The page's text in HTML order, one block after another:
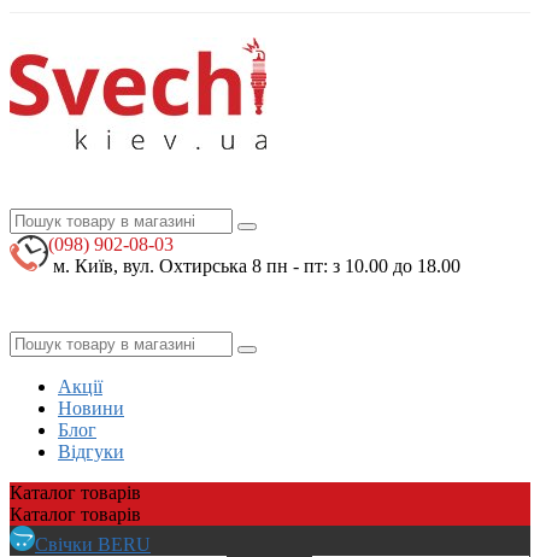
(098) 902-08-03
м. Київ, вул. Охтирська 8 пн - пт: з 10.00 до 18.00
Акції
Новини
Блог
Відгуки
Каталог товарів
Каталог товарів
Свічки BERU